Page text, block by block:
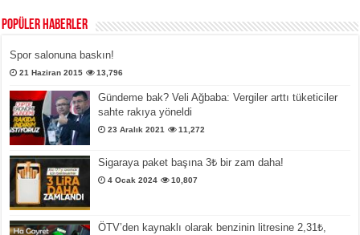
Popüler Haberler
Spor salonuna baskın!
21 Haziran 2015 13,796
Gündeme bak? Veli Ağbaba: Vergiler arttı tüketiciler
sahte rakıya yöneldi
23 Aralık 2021 11,272
Sigaraya paket başına 3₺ bir zam daha!
4 Ocak 2024 10,807
ÖTV’den kaynaklı olarak benzinin litresine 2,31₺,